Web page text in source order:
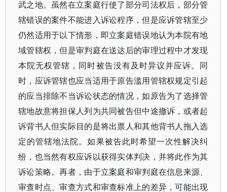
武之地。虽然在立案庭行使了部分司法权后，部分管
辖错误的案件不能进入诉讼程序，但是应诉管辖至少
仍然适用于以下情形，即立案庭错误地认为本院有地
域管辖权，但是审判庭在送达后的审理过程中才发现
本院无权管辖，同时被告没有及时异议并应诉。同
时，应诉管辖也应当适用于原告滥用管辖权规定引起
的应当排除不当诉讼状态的情况，如原告为了选择管
辖地故意将担保人列为共同被告但中途撤诉，或者起
诉背书人但实际目的是将出票人和其他背书人拖入选
定的管辖地法院。如果被告此时希望一次性解决纠
纷，也当然有权应诉以获得实体判决，并将此作为其
诉讼策略。再者，由于立案庭和审判庭在信息来源、
审查时点、审查方式和审查标准上的差异，可能出现